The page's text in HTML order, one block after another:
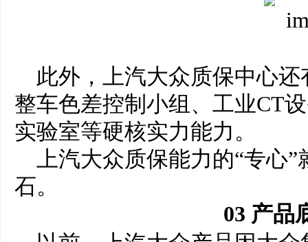
此外，上汽大众质保中心
整车色差控制小组、工业CT
实验室等硬核实力能力。
上汽大众质保能力的“专心
石。
03 产品